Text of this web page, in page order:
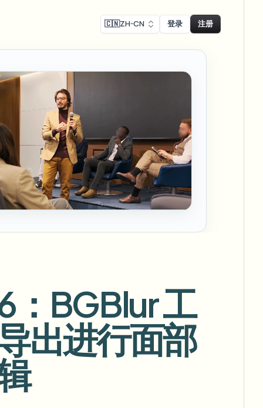
Face swap
换脸 - 图片
Swap faces in images
换脸 - 视频 NEW
Swap faces in video
AI Video Object
Remover
NEW
Remove objects with scene fill
View All
Government Agency
处理
批量背景移除
专用背景移除流水线
模糊
& demo redaction
规模糊
compliant redaction
模糊
& face privacy
播模糊
🇨🇳ZH-CN 登录 注册
BGBlur 工
出进行面部